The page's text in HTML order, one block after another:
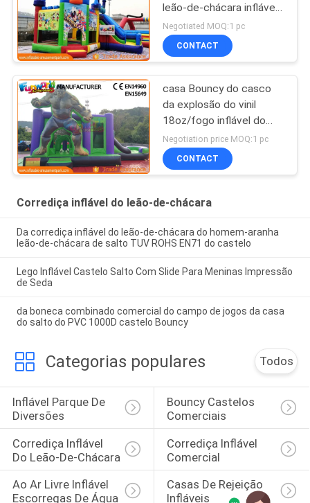
leão-de-chácara inflável
costurado e costurado
para crianças
Negotiated MOQ:1 pc
CONTACT
casa Bouncy do casco
da explosão do vinil
18oz/fogo inflável do
castelo - retardador
Negotiation price MOQ:1 pc
CONTACT
Corrediça inflável do leão-de-chácara
Da corrediça inflável do leão-de-chácara do homem-aranha
leão-de-chácara de salto TUV ROHS EN71 do castelo
Lego Inflável Castelo Salto Com Slide Para Meninas Impressão
de Seda
da boneca combinado comercial do campo de jogos da casa
do salto do PVC 1000D castelo Bouncy
Categorias populares Todos
Inflável Parque De
Diversões
Bouncy Castelos
Comerciais
Corrediça Inflável
Do Leão-De-Chácara
Corrediça Inflável
Comercial
Ao Ar Livre Inflável
Escorregas De Água
Casas De Rejeição
Infláveis